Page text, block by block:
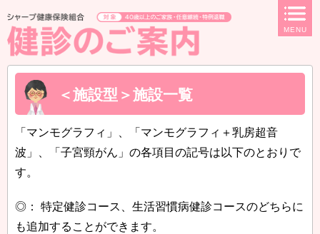
MENU
＜施設型＞施設一覧
「マンモグラフィ」、「マンモグラフィ＋乳房超音
波」、「子宮頸がん」の各項目の記号は以下のとおりで
す。
◎： 特定健診コース、生活習慣病健診コースのどちらに
も追加することができます。